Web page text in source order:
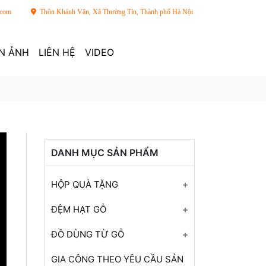
Thôn Khánh Vân, Xã Thường Tín, Thành phố Hà Nội
ẢNH LIÊN HỆ VIDEO
DANH MỤC SẢN PHẨM
HỘP QUÀ TẶNG
Hộp gỗ quà tặng nến thơm
Hộp quà gỗ tranh
Hộp gỗ khắc cá chép sen
ĐỆM HẠT GỖ
Đệm hạt gỗ cho xe ô tô
Đệm hạt gỗ cho xe ô tô
ĐỒ DÙNG TỪ GỖ
Túi gỗ thủ công
GIA CÔNG THEO YÊU CẦU SẢN